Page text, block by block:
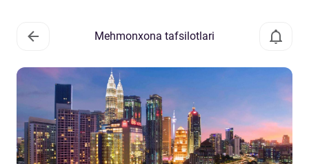
Mehmonxona tafsilotlari